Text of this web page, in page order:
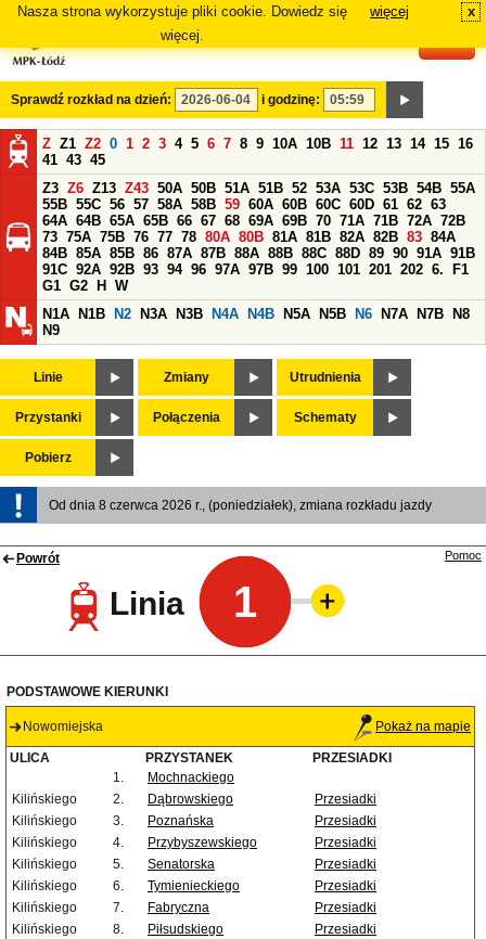
Nasza strona wykorzystuje pliki cookie. Dowiedz się
więcej.
więcej x
Sprawdź rozkład na dzień: i godzinę:
Z Z1 Z2 0 1 2 3 4 5 6 7 8 9 10A 10B 11 12 13 14 15 16
41 43 45
Z3 Z6 Z13 Z43 50A 50B 51A 51B 52 53A 53C 53B 54B 55A
55B 55C 56 57 58A 58B 59 60A 60B 60C 60D 61 62 63
64A 64B 65A 65B 66 67 68 69A 69B 70 71A 71B 72A 72B
73 75A 75B 76 77 78 80A 80B 81A 81B 82A 82B 83 84A
84B 85A 85B 86 87A 87B 88A 88B 88C 88D 89 90 91A 91B
91C 92A 92B 93 94 96 97A 97B 99 100 101 201 202 6.
F1
G1 G2 H
W
N1A
N1B N2 N3A N3B N4A N4B N5A N5B N6 N7A N7B
N8
N9
Linie Zmiany Utrudnienia
Przystanki Połączenia Schematy
Pobierz
Od dnia 8 czerwca 2026 r., (poniedziałek), zmiana rozkładu jazdy
Powrót
Linia 1
Pomoc
PODSTAWOWE KIERUNKI
Nowomiejska Pokaż na mapie
ULICA PRZYSTANEK
PRZESIADKI
1.
Mochnackiego
Kilińskiego
2. Dąbrowskiego
Przesiadki
Kilińskiego
3. Poznańska
Przesiadki
Kilińskiego
4. Przybyszewskiego
Przesiadki
Kilińskiego
5. Senatorska
Przesiadki
Kilińskiego
6. Tymienieckiego
Przesiadki
Kilińskiego
7. Fabryczna
Przesiadki
Kilińskiego
8. Piłsudskiego
Przesiadki